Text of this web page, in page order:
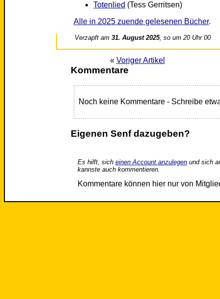
Totenlied (Tess Gerritsen)
Alle in 2025 zuende gelesenen Bücher.
Verzapft am31. August 2025, so um 20 Uhr 00
« Voriger Artikel
Kommentare
Noch keine Kommentare - Schreibe
Eigenen Senf dazugeben?
Es hilft, sich einen Account anzulegenund sich
kannste auch kommentieren.
Kommentare können hier nur von